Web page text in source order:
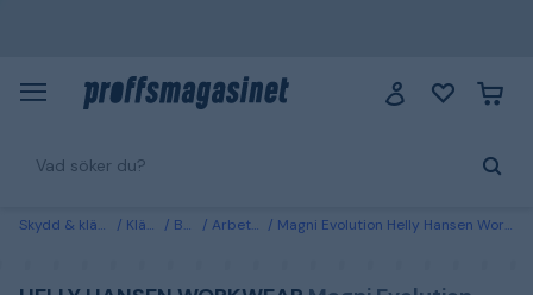
Skydd & kläder Kläder Byxor Arbetsbyxor Magni Evolution Helly Hansen Workwear Arbetsbyxa svart C42